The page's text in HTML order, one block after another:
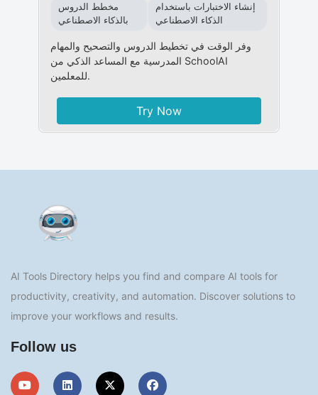
مخطط الدروس
بالذكاء الاصطناعي
إنشاء الاختبارات باستخدام
الذكاء الاصطناعي
وفر الوقت في تخطيط الدروس والتصحيح والمهام
المدرسية مع المساعد الذكي من SchoolAI
للمعلمين.
Try Now
AI Tools Directory helps you find and compare AI tools for
productivity, creativity, and automation. Discover solutions to
improve your workflows and results.
Follow us